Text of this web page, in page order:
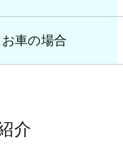
お車の場合
介